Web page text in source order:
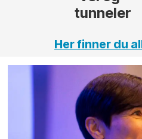
Her finner du